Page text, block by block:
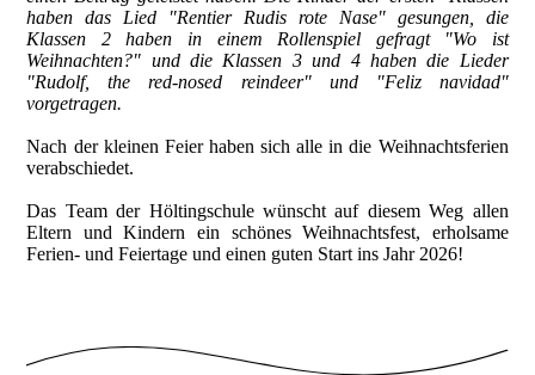
haben das Lied "Rentier Rudis rote Nase" gesungen, die
Klassen 2 haben in einem Rollenspiel gefragt "Wo ist
Weihnachten?" und die Klassen 3 und 4 haben die Lieder
"Rudolf, the red-nosed reindeer" und "Feliz navidad"
vorgetragen.
Nach der kleinen Feier haben sich alle in die Weihnachtsferien
verabschiedet.
Das Team der Höltingschule wünscht auf diesem Weg allen
Eltern und Kindern ein schönes Weihnachtsfest, erholsame
Ferien- und Feiertage und einen guten Start ins Jahr 2026!